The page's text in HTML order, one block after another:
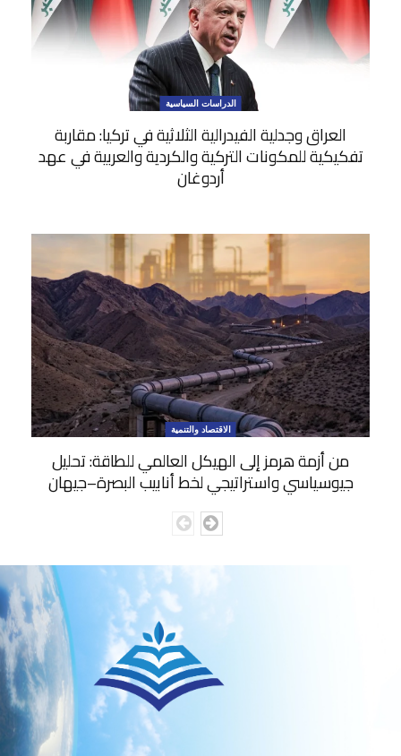
الدراسات السياسية
العراق وجدلية الفيدرالية الثلاثية في تركيا: مقاربة
تفكيكية للمكونات التركية والكردية والعربية في عهد
أردوغان
الاقتصاد والتنمية
من أزمة هرمز إلى الهيكل العالمي للطاقة: تحليل
جيوسياسي واستراتيجي لخط أنابيب البصرة–جيهان